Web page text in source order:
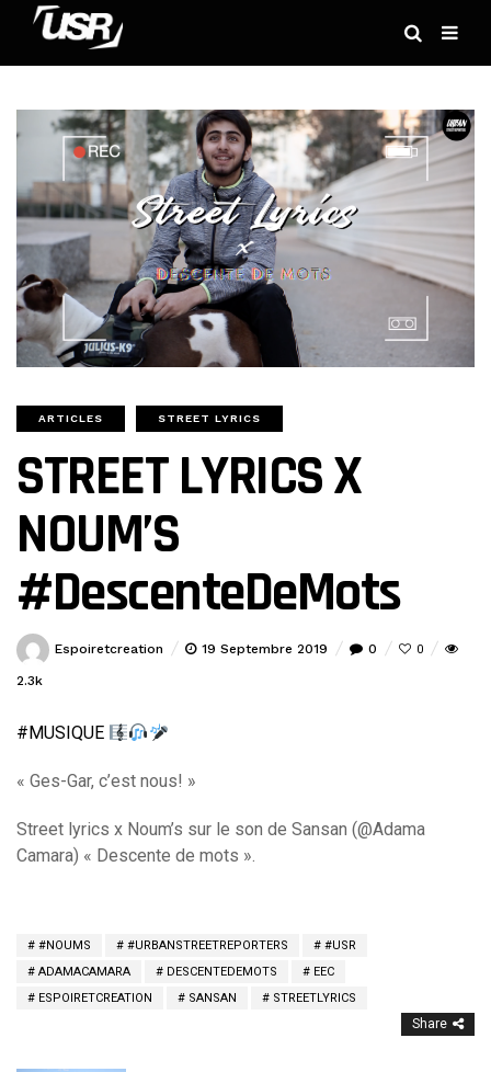
ARTICLES STREET LYRICS
STREET LYRICS X
NOUM’S
#DescenteDeMots
Espoiretcreation 19 Septembre 2019 0 0
2.3k
#MUSIQUE
« Ges-Gar, c’est nous! »
Street lyrics x Noum’s sur le son de Sansan (@Adama
Camara) « Descente de mots ».
#NOUMS #URBANSTREETREPORTERS
#USR
ADAMACAMARA
DESCENTEDEMOTS
EEC
ESPOIRETCREATION
SANSAN STREETLYRICS
Share